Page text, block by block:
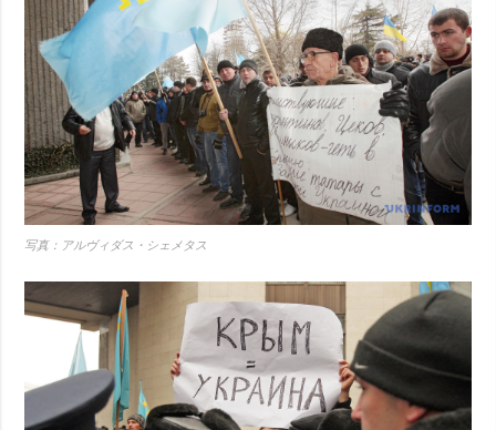
写真：アルヴィダス・シェメタス